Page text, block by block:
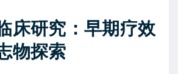
床研究：早期疗效
物探索